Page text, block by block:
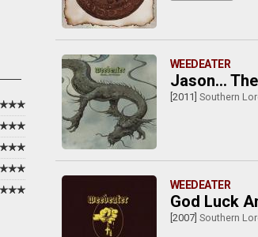
WEEDEATER
Jason...
[2011] Southern
WEEDEATER
God Luck
[2007] Southern